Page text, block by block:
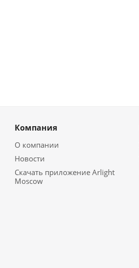
Компания
О компании
Новости
Скачать приложение Arlight
Moscow